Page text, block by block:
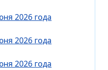
2026 года
2026 года
2026 года